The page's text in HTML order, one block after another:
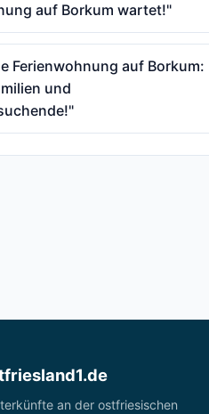
auf Borkum wartet!"
Ferienwohnung auf Borkum:
und
an der ostfriesischen